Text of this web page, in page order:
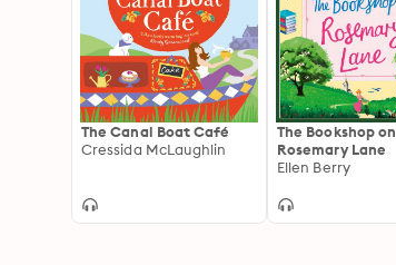
The Canal Boat Café
Cressida McLaughlin
The Bookshop on
Rosemary Lane
Ellen Berry